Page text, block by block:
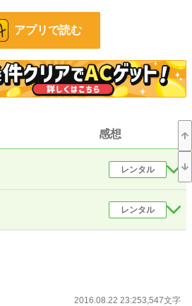
13:58
位)
アプリで読む
感想
レンタル
レンタル
2016.08.22 23:253,547文字